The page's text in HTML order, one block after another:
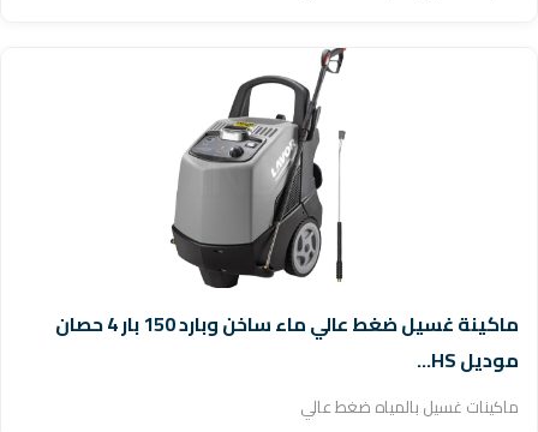
ماكينة غسيل ضغط عالي ماء ساخن وبارد 150 بار 4 حصان
موديل HS...
ماكينات غسيل بالمياه ضغط عالي